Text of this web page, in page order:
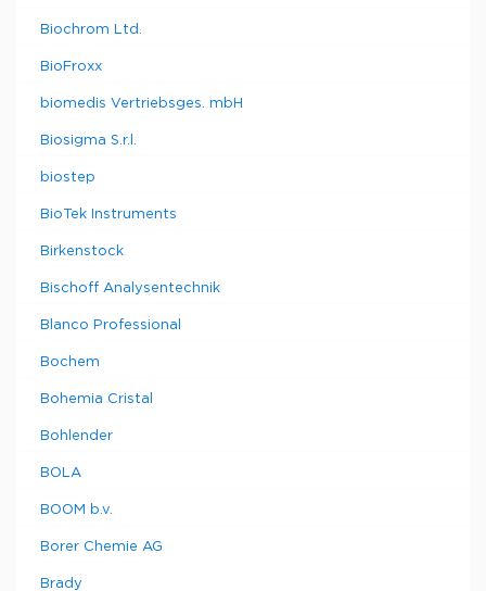
Biochrom Ltd.
BioFroxx
biomedis Vertriebsges. mbH
Biosigma S.r.l.
biostep
BioTek Instruments
Birkenstock
Bischoff Analysentechnik
Blanco Professional
Bochem
Bohemia Cristal
Bohlender
BOLA
BOOM b.v.
Borer Chemie AG
Brady